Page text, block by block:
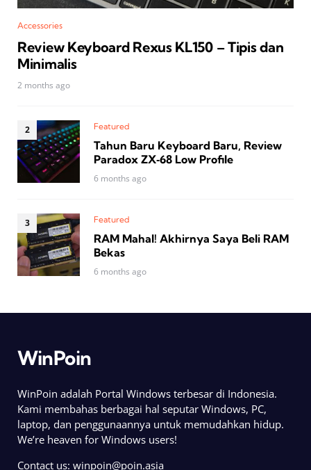
Accessories
Review Keyboard Rexus KL150 – Tipis dan
Minimalis
2 months ago
Featured
Tahun Baru Keyboard Baru, Review
Paradox ZX‑68 Low Profile
6 months ago
Featured
RAM Mahal! Akhirnya Saya Beli RAM
Bekas
6 months ago
WinPoin
WinPoin adalah Portal Windows terbesar di Indonesia.
Kami membahas berbagai hal seputar Windows, PC,
laptop, dan penggunaannya untuk memudahkan hidup.
We’re heaven for Windows users!
Contact us: winpoin@poin.asia